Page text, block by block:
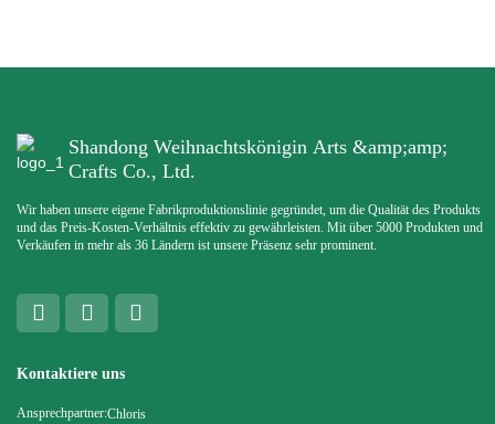
Shandong Weihnachtskönigin Arts &amp;amp;
Crafts Co., Ltd.
Wir haben unsere eigene Fabrikproduktionslinie gegründet, um die Qualität des Produkts
und das Preis-Kosten-Verhältnis effektiv zu gewährleisten. Mit über 5000 Produkten und
Verkäufen in mehr als 36 Ländern ist unsere Präsenz sehr prominent.
Kontaktiere uns
Ansprechpartner:Chloris